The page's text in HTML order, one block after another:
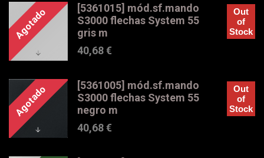
Agotado
[5361015] mód.sf.mando
S3000 flechas System 55
gris m
40,68€
Out
of
Stock
Agotado
[5361005] mód.sf.mando
S3000 flechas System 55
negro m
40,68€
Out
of
Stock